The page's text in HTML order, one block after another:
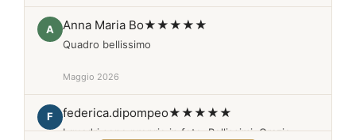
A Anna Maria Bo★★★★★
Quadro bellissimo
Maggio 2026
F federica.dipompeo★★★★★
I quadri sono proprio in foto. Bellissimi. Grazie